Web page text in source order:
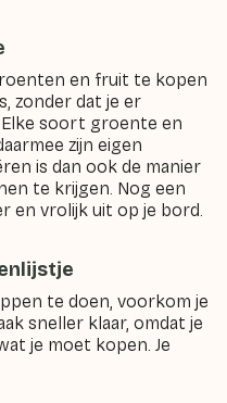
en fruit te kopen
zonder dat je er
soort groente en
zijn eigen
is dan ook de manier
te krijgen. Nog een
en vrolijk uit op je bord.
te doen, voorkom je
sneller klaar, omdat je
je moet kopen. Je